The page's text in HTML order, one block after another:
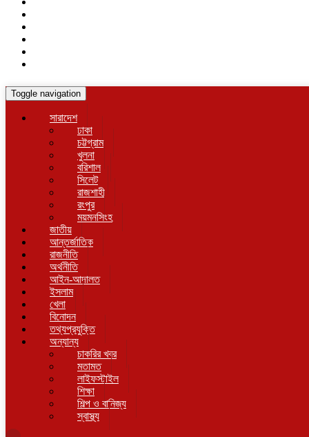
Toggle navigation
সারাদেশ
ঢাকা
চট্টগ্রাম
খুলনা
বরিশাল
সিলেট
রাজশাহী
রংপুর
ময়মনসিংহ
জাতীয়
আন্তর্জাতিক
রাজনীতি
অর্থনীতি
আইন-আদালত
ইসলাম
খেলা
বিনোদন
তথ্যপ্রযুক্তি
অন্যান্য
চাকরির খবর
মতামত
লাইফস্টাইল
শিক্ষা
শিল্প ও বানিজ্য
স্বাস্থ্য